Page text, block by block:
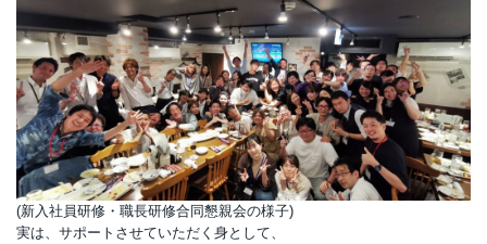
(新入社員研修・職長研修合同懇親会の様子)
実は、サポートさせていただく身として、